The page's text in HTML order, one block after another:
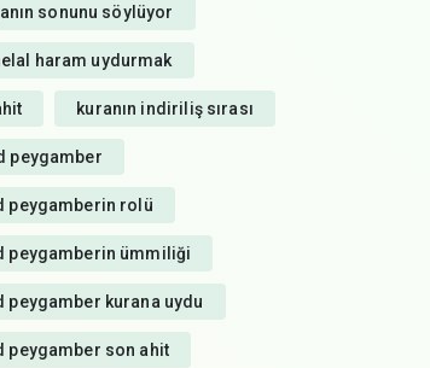
sonunu söylüyor
haram uydurmak
kuranın indiriliş sırası
peygamber
peygamberin rolü
peygamberin ümmiliği
peygamber kurana uydu
peygamber son ahit